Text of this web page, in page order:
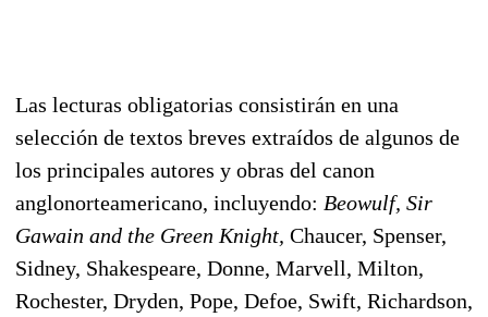
Las lecturas obligatorias consistirán en una
selección de textos breves extraídos de algunos de
los principales autores y obras del canon
anglonorteamericano, incluyendo: Beowulf, Sir
Gawain and the Green Knight, Chaucer, Spenser,
Sidney, Shakespeare, Donne, Marvell, Milton,
Rochester, Dryden, Pope, Defoe, Swift, Richardson,